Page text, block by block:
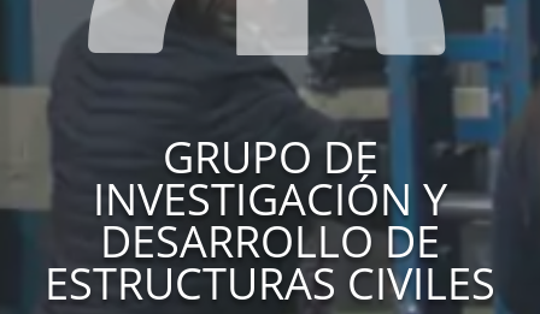
GRUPO DE
INVESTIGACIÓN Y
DESARROLLO DE
ESTRUCTURAS CIVILES